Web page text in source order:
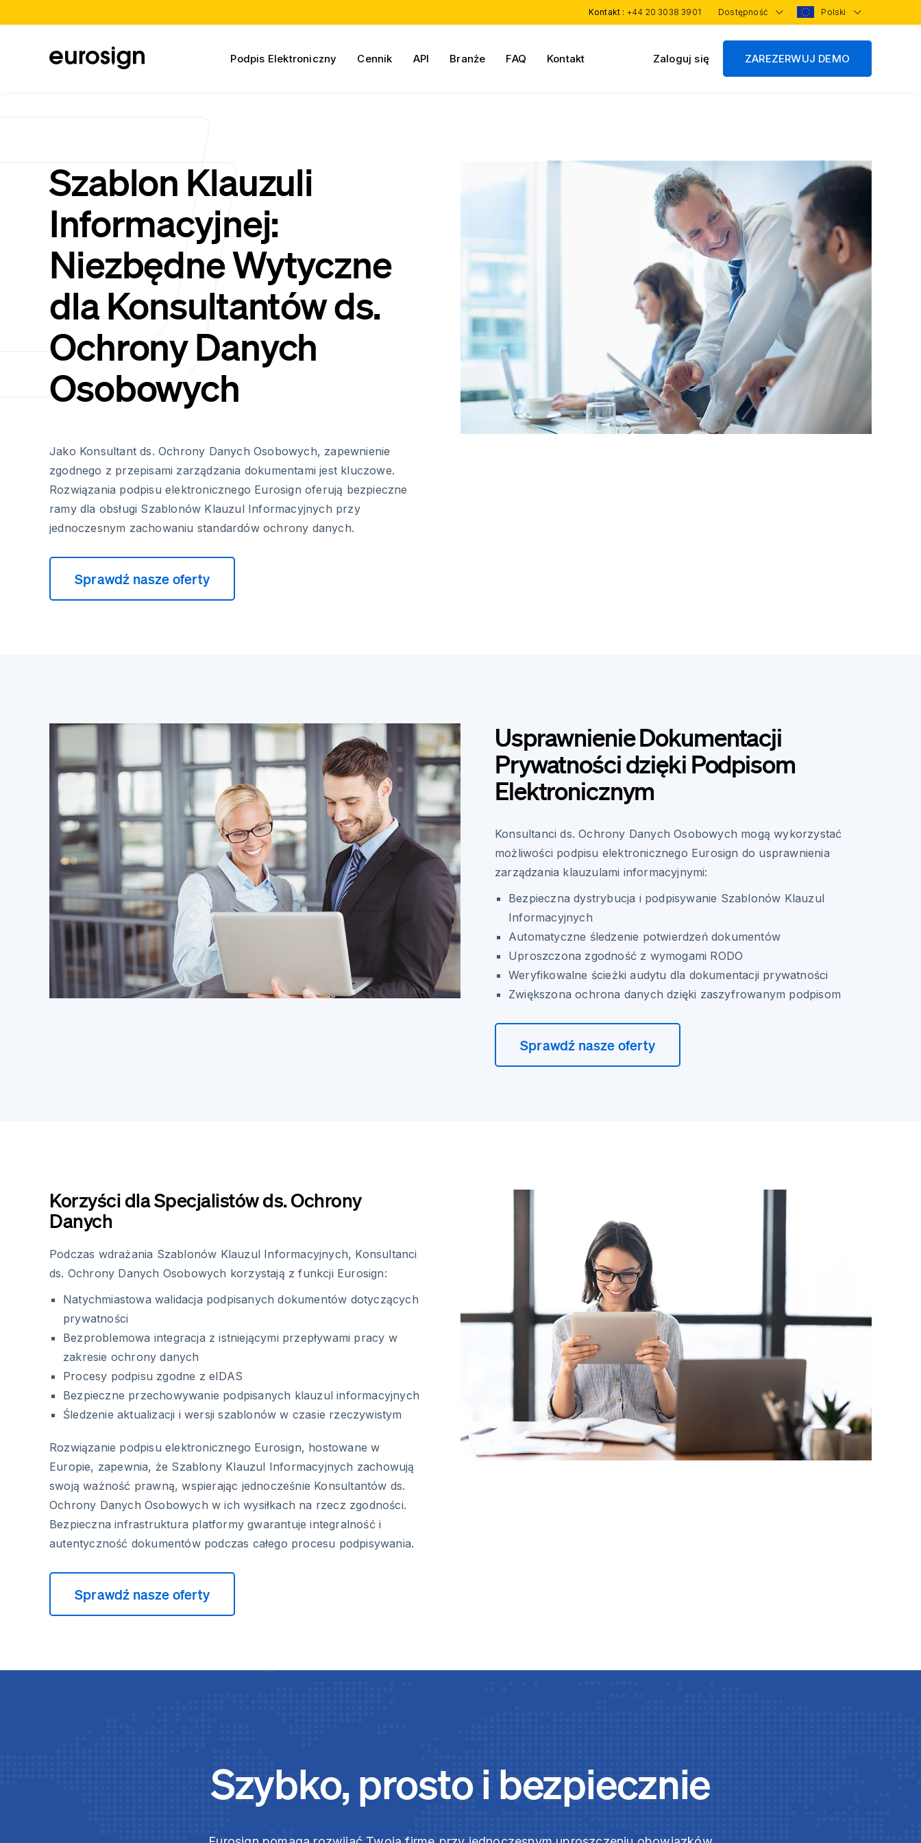
Kontakt : +44 20 3038 3901 Dostępność Polski
Podpis Elektroniczny Cennik API Branże FAQ Kontakt Zaloguj się ZAREZERWUJ DEMO
Szablon Klauzuli
Informacyjnej:
Niezbędne Wytyczne
dla Konsultantów ds.
Ochrony Danych
Osobowych
Jako Konsultant ds. Ochrony Danych Osobowych, zapewnienie
zgodnego z przepisami zarządzania dokumentami jest kluczowe.
Rozwiązania podpisu elektronicznego Eurosign oferują bezpieczne
ramy dla obsługi Szablonów Klauzul Informacyjnych przy
jednoczesnym zachowaniu standardów ochrony danych.
Sprawdź nasze oferty
Usprawnienie Dokumentacji
Prywatności dzięki Podpisom
Elektronicznym
Konsultanci ds. Ochrony Danych Osobowych mogą wykorzystać
możliwości podpisu elektronicznego Eurosign do usprawnienia
zarządzania klauzulami informacyjnymi:
Bezpieczna dystrybucja i podpisywanie Szablonów Klauzul
Informacyjnych
Automatyczne śledzenie potwierdzeń dokumentów
Uproszczona zgodność z wymogami RODO
Weryfikowalne ścieżki audytu dla dokumentacji prywatności
Zwiększona ochrona danych dzięki zaszyfrowanym podpisom
Sprawdź nasze oferty
Korzyści dla Specjalistów ds. Ochrony
Danych
Podczas wdrażania Szablonów Klauzul Informacyjnych, Konsultanci
ds. Ochrony Danych Osobowych korzystają z funkcji Eurosign:
Natychmiastowa walidacja podpisanych dokumentów dotyczących
prywatności
Bezproblemowa integracja z istniejącymi przepływami pracy w
zakresie ochrony danych
Procesy podpisu zgodne z eIDAS
Bezpieczne przechowywanie podpisanych klauzul informacyjnych
Śledzenie aktualizacji i wersji szablonów w czasie rzeczywistym
Rozwiązanie podpisu elektronicznego Eurosign, hostowane w
Europie, zapewnia, że Szablony Klauzul Informacyjnych zachowują
swoją ważność prawną, wspierając jednocześnie Konsultantów ds.
Ochrony Danych Osobowych w ich wysiłkach na rzecz zgodności.
Bezpieczna infrastruktura platformy gwarantuje integralność i
autentyczność dokumentów podczas całego procesu podpisywania.
Sprawdź nasze oferty
Szybko, prosto i bezpiecznie